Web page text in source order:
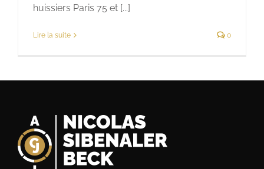
huissiers Paris 75 et [...]
Lire la suite 0